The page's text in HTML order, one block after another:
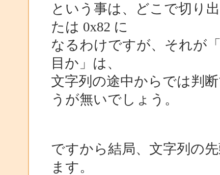
という事は、どこで切り
たは 0x82 に
なるわけですが、それが
目か」は、
文字列の途中からでは判
うが無いでしょう。
ですから結局、文字列の
ます。